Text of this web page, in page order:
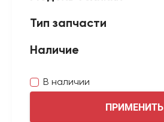
Тип запчасти
Наличие
В наличии
ПРИМЕНИТЬ